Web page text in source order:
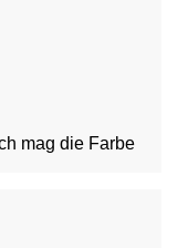
mag die Farbe